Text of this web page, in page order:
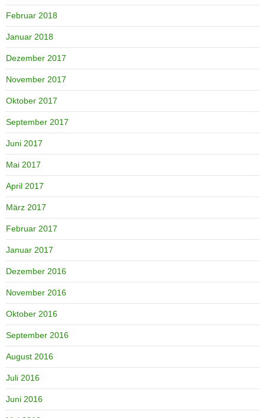
Februar 2018
Januar 2018
Dezember 2017
November 2017
Oktober 2017
September 2017
Juni 2017
Mai 2017
April 2017
März 2017
Februar 2017
Januar 2017
Dezember 2016
November 2016
Oktober 2016
September 2016
August 2016
Juli 2016
Juni 2016